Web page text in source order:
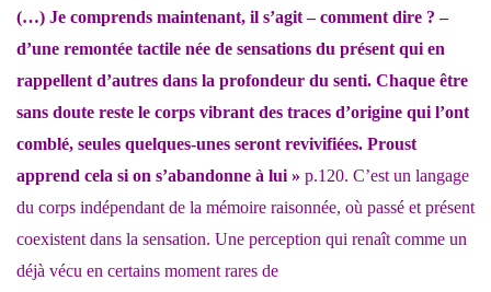
(…) Je comprends maintenant, il s’agit – comment dire ? –
d’une remontée tactile née de sensations du présent qui en
rappellent d’autres dans la profondeur du senti. Chaque être
sans doute reste le corps vibrant des traces d’origine qui l’ont
comblé, seules quelques-unes seront revivifiées. Proust
apprend cela si on s’abandonne à lui » p.120. C’est un langage
du corps indépendant de la mémoire raisonnée, où passé et présent
coexistent dans la sensation. Une perception qui renaît comme un
déjà vécu en certains moment rares de